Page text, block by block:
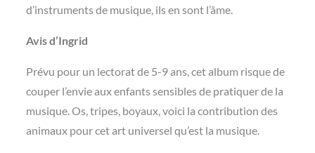
d’instruments de musique, ils en sont l’âme.
Avis d’Ingrid
Prévu pour un lectorat de 5-9 ans, cet album risque de
couper l’envie aux enfants sensibles de pratiquer de la
musique. Os, tripes, boyaux, voici la contribution des
animaux pour cet art universel qu’est la musique.